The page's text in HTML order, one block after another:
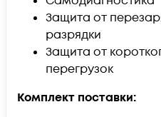
Защита от
разрядки
Защита от
перегрузок
Комплект поставки: